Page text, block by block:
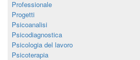
Professionale
Progetti
Psicoanalisi
Psicodiagnostica
Psicologia del lavoro
Psicoterapia